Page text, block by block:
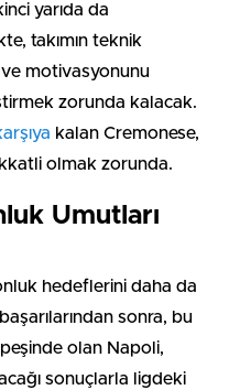
yarıda da
takımın teknik
ve motivasyonunu
zorunda kalacak.
kalan Cremonese,
olmak zorunda.
Umutları
hedeflerini daha da
sonra, bu
olan Napoli,
sonuçlarla ligdeki